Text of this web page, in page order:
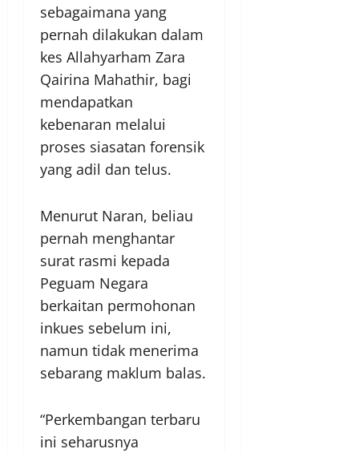
sebagaimana yang
pernah dilakukan dalam
kes Allahyarham Zara
Qairina Mahathir, bagi
mendapatkan
kebenaran melalui
proses siasatan forensik
yang adil dan telus.
Menurut Naran, beliau
pernah menghantar
surat rasmi kepada
Peguam Negara
berkaitan permohonan
inkues sebelum ini,
namun tidak menerima
sebarang maklum balas.
“Perkembangan terbaru
ini seharusnya